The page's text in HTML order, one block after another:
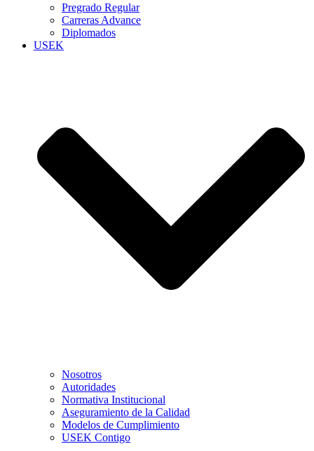
Pregrado Regular
Carreras Advance
Diplomados
USEK
Nosotros
Autoridades
Normativa Institucional
Aseguramiento de la Calidad
Modelos de Cumplimiento
USEK Contigo